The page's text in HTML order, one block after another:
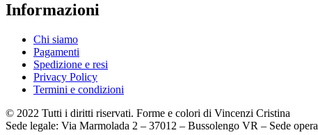
Informazioni
Chi siamo
Pagamenti
Spedizione e resi
Privacy Policy
Termini e condizioni
© 2022 Tutti i diritti riservati. Forme e colori di Vincenzi Cristina
Sede legale: Via Marmolada 2 – 37012 – Bussolengo VR – Sede